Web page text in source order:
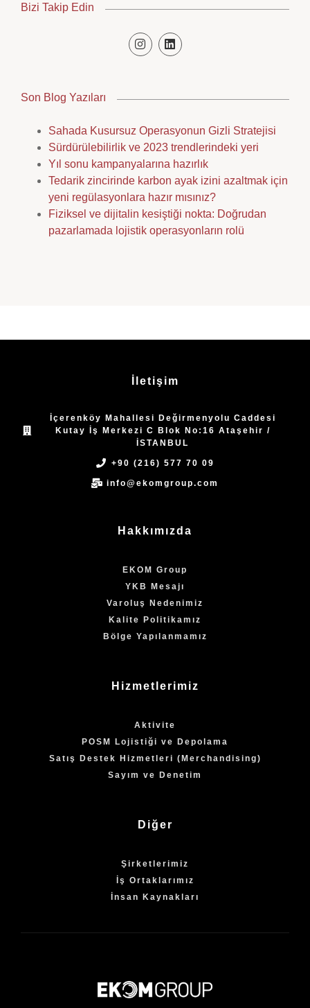
Bizi Takip Edin
Son Blog Yazıları
Sahada Kusursuz Operasyonun Gizli Stratejisi
Sürdürülebilirlik ve 2023 trendlerindeki yeri
Yıl sonu kampanyalarına hazırlık
Tedarik zincirinde karbon ayak izini azaltmak için
yeni regülasyonlara hazır mısınız?
Fiziksel ve dijitalin kesiştiği nokta: Doğrudan
pazarlamada lojistik operasyonların rolü
İletişim
İçerenköy Mahallesi Değirmenyolu Caddesi
Kutay İş Merkezi C Blok No:16 Ataşehir /
İSTANBUL
+90 (216) 577 70 09
info@ekomgroup.com
Hakkımızda
EKOM Group
YKB Mesajı
Varoluş Nedenimiz
Kalite Politikamız
Bölge Yapılanmamız
Hizmetlerimiz
Aktivite
POSM Lojistiği ve Depolama
Satış Destek Hizmetleri (Merchandising)
Sayım ve Denetim
Diğer
Şirketlerimiz
İş Ortaklarımız
İnsan Kaynakları